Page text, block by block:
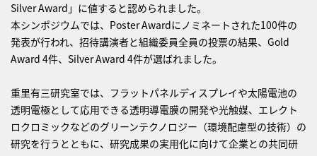
Silver Award」に値すると認められました。
本シンポジウムでは、Poster Awardにノミネートされた100件の
発表が行われ、招待講演者と組織委員全員の投票の結果、Gold
Award 4件、Silver Award 4件が選ばれました。
重里有三研究室では、フラットパネルディスプレイや太陽電池の
透明電極として応用できる透明導電膜の開発や光触媒、エレクト
ロクロミックなどのグリーンテクノロジー（環境配慮型の技術）の
研究を行うとともに、研究成果の実用化に向けて企業との共同研